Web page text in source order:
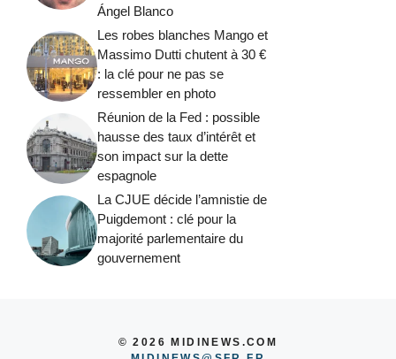
Ángel Blanco
Les robes blanches Mango et
Massimo Dutti chutent à 30 €
: la clé pour ne pas se
ressembler en photo
Réunion de la Fed : possible
hausse des taux d’intérêt et
son impact sur la dette
espagnole
La CJUE décide l’amnistie de
Puigdemont : clé pour la
majorité parlementaire du
gouvernement
© 2026 MIDINEWS.COM